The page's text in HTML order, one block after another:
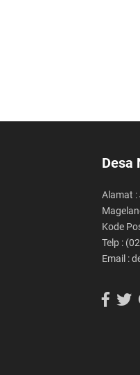
Desa
Alamat :
Kode
Telp :
Email :